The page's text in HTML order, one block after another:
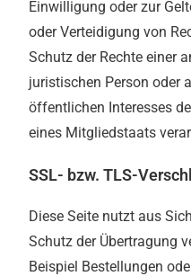
Einwilligung oder zur
oder Verteidigung von
Schutz der Rechte einer
juristischen Person oder
öffentlichen Interesses
eines Mitgliedstaats
SSL- bzw. TLS-
Diese Seite nutzt aus
Schutz der Übertragung
Beispiel Bestellungen